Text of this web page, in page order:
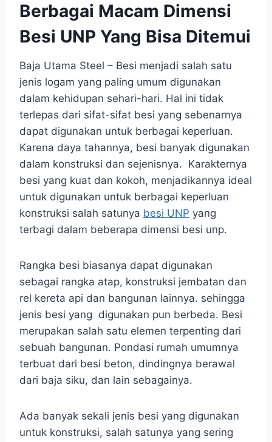
Berbagai Macam Dimensi
Besi UNP Yang Bisa Ditemui
Baja Utama Steel – Besi menjadi salah satu
jenis logam yang paling umum digunakan
dalam kehidupan sehari-hari. Hal ini tidak
terlepas dari sifat-sifat besi yang sebenarnya
dapat digunakan untuk berbagai keperluan.
Karena daya tahannya, besi banyak digunakan
dalam konstruksi dan sejenisnya. Karakternya
besi yang kuat dan kokoh, menjadikannya ideal
untuk digunakan untuk berbagai keperluan
konstruksi salah satunya besi UNP yang
terbagi dalam beberapa dimensi besi unp.
Rangka besi biasanya dapat digunakan
sebagai rangka atap, konstruksi jembatan dan
rel kereta api dan bangunan lainnya. sehingga
jenis besi yang digunakan pun berbeda. Besi
merupakan salah satu elemen terpenting dari
sebuah bangunan. Pondasi rumah umumnya
terbuat dari besi beton, dindingnya berawal
dari baja siku, dan lain sebagainya.
Ada banyak sekali jenis besi yang digunakan
untuk konstruksi, salah satunya yang sering